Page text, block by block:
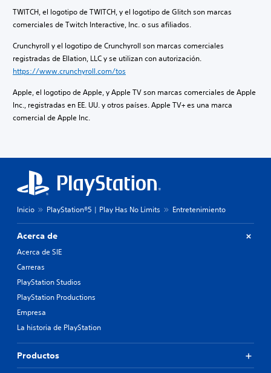
TWITCH, el logotipo de TWITCH, y el logotipo de Glitch son marcas
comerciales de Twitch Interactive, Inc. o sus afiliados.
Crunchyroll y el logotipo de Crunchyroll son marcas comerciales
registradas de Ellation, LLC y se utilizan con autorización.
https://www.crunchyroll.com/tos
Apple, el logotipo de Apple, y Apple TV son marcas comerciales de Apple
Inc., registradas en EE. UU. y otros países. Apple TV+ es una marca
comercial de Apple Inc.
Inicio PlayStation®5 | Play Has No Limits Entretenimiento
Acerca de
Acerca de SIE
Carreras
PlayStation Studios
PlayStation Productions
Empresa
La historia de PlayStation
Productos